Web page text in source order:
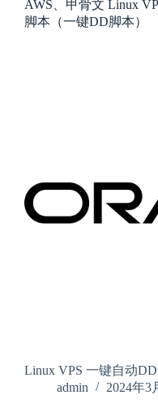
AWS、甲骨文 Linux
脚本（一键DD脚本）
Linux VPS 一键自动
admin
2024年3